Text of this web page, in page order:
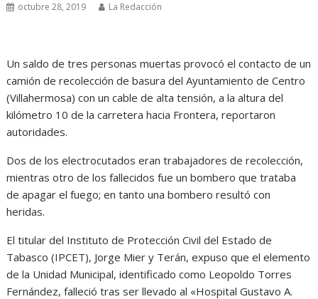
octubre 28, 2019 La Redacción
Un saldo de tres personas muertas provocó el contacto de un
camión de recolección de basura del Ayuntamiento de Centro
(Villahermosa) con un cable de alta tensión, a la altura del
kilómetro 10 de la carretera hacia Frontera, reportaron
autoridades.
Dos de los electrocutados eran trabajadores de recolección,
mientras otro de los fallecidos fue un bombero que trataba
de apagar el fuego; en tanto una bombero resultó con
heridas.
El titular del Instituto de Protección Civil del Estado de
Tabasco (IPCET), Jorge Mier y Terán, expuso que el elemento
de la Unidad Municipal, identificado como Leopoldo Torres
Fernández, falleció tras ser llevado al «Hospital Gustavo A.